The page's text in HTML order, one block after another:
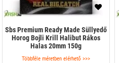
Sbs Premium Ready Made Süllyedő
Horog Bojli Krill Halibut Rákos
Halas 20mm 150g
Többféle méretben elérhető >>>